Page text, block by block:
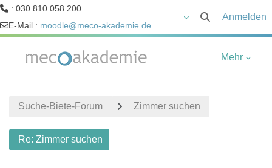
: 030 810 058 200
E-Mail : moodle@meco-akademie.de Sucheingabe
Anmelden
Mehr
Suche-Biete-Forum Zimmer suchen
Re: Zimmer suchen